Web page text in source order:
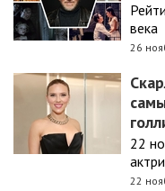
века
26
22
22